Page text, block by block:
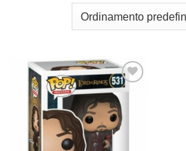
Aggiungi
alla lista
dei
desideri